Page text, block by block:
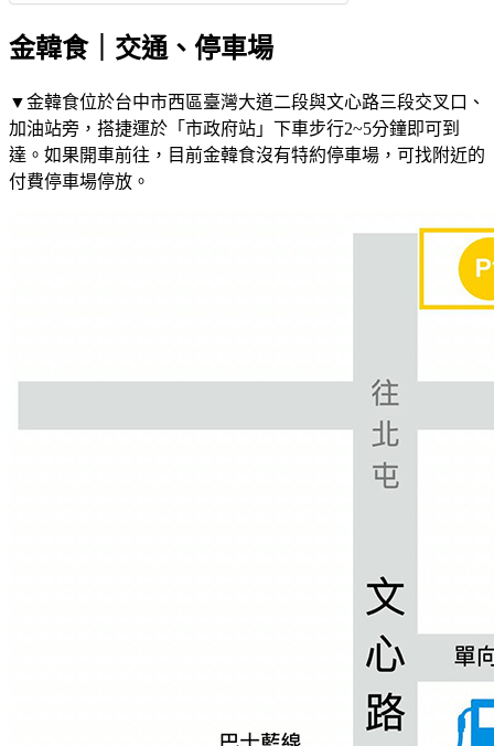
金韓食｜交通、停車場
▼金韓食位於台中市西區臺灣大道二段與文心路三段交叉口、
加油站旁，搭捷運於「市政府站」下車步行2~5分鐘即可到
達。如果開車前往，目前金韓食沒有特約停車場，可找附近的
付費停車場停放。